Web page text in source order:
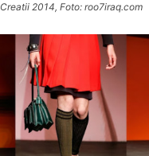
Creatii 2014, Foto: roo7iraq.com